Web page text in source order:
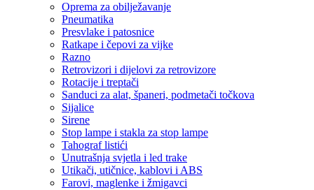
Oprema za obilježavanje
Pneumatika
Presvlake i patosnice
Ratkape i čepovi za vijke
Razno
Retrovizori i dijelovi za retrovizore
Rotacije i treptači
Sanduci za alat, španeri, podmetači točkova
Sijalice
Sirene
Stop lampe i stakla za stop lampe
Tahograf listići
Unutrašnja svjetla i led trake
Utikači, utičnice, kablovi i ABS
Farovi, maglenke i žmigavci